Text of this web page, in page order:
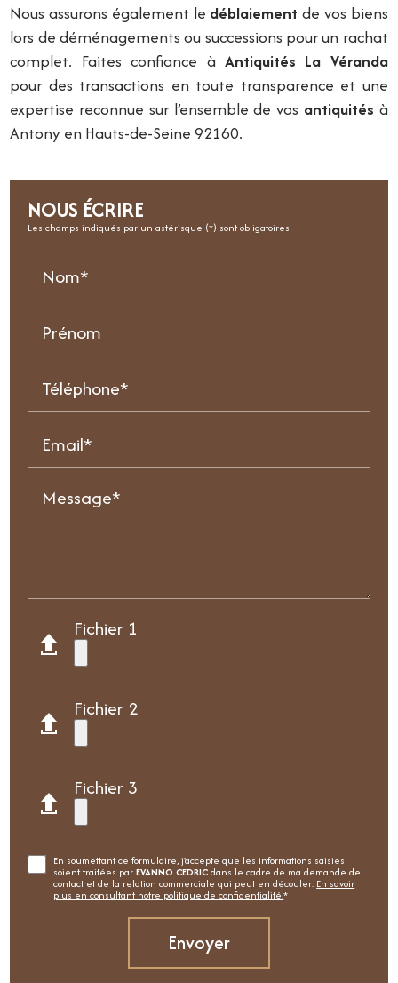
Nous assurons également le déblaiement de vos biens
lors de déménagements ou successions pour un rachat
complet. Faites confiance à Antiquités La Véranda
pour des transactions en toute transparence et une
expertise reconnue sur l’ensemble de vos antiquités à
Antony en Hauts-de-Seine 92160.
NOUS ÉCRIRE
Les champs indiqués par un astérisque (*) sont obligatoires
Nom*
Prénom
Téléphone*
Email*
Message*
Fichier 1
Fichier 2
Fichier 3
En soumettant ce formulaire, j'accepte que les informations saisies
soient traitées parEVANNO CEDRICdans le cadre de ma demande de
contact et de la relation commerciale qui peut en découler. En savoir
plus en consultant notre politique de confidentialité.*